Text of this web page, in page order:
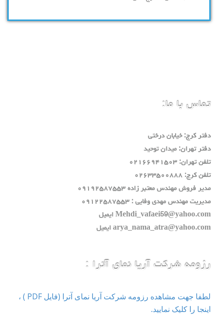
تماس با ما:
دفتر كرج: خيابان درختي
دفتر تهران: ميدان توحيد
تلفن تهران: ٠٢١٦٦٩٤١٥٠٣
تلفن كرج: ٠٢٦٣٣٥٠٠٨٨٨
مدير فروش مهندس معتبر زاده ٠٩١٩٢٥٨٧٥٥٣
مديريت مهندس مهدي وفايي : ٠٩١٢٢٥٨٧٥٥٣
Mehdi_vafaei59@yahoo.com ايميل
arya_nama_atra@yahoo.com ايميل
رزومه شرکت آریا نمای آترا :
لطفا جهت مشاهده رزومه شرکت آریا نمای آترا (فایل PDF ) ،
اینجا را کلیک نمایید.